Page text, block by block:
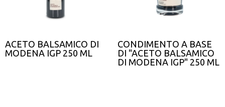
ACETO BALSAMICO DI
MODENA IGP 250 ML
CONDIMENTO A BASE
DI "ACETO BALSAMICO
DI MODENA IGP" 250 ML